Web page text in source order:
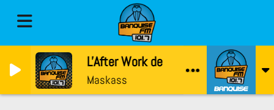
L'After Work de Banquise
Maskass